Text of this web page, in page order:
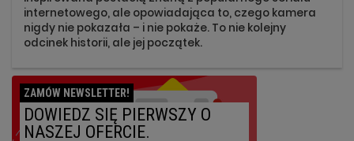
internetowego, ale opowiadająca to, czego kamera
nigdy nie pokazała – i nie pokaże. To nie kolejny
odcinek historii, ale jej początek.
ZAMÓW NEWSLETTER!
DOWIEDZ SIĘ PIERWSZY O
NASZEJ OFERCIE.